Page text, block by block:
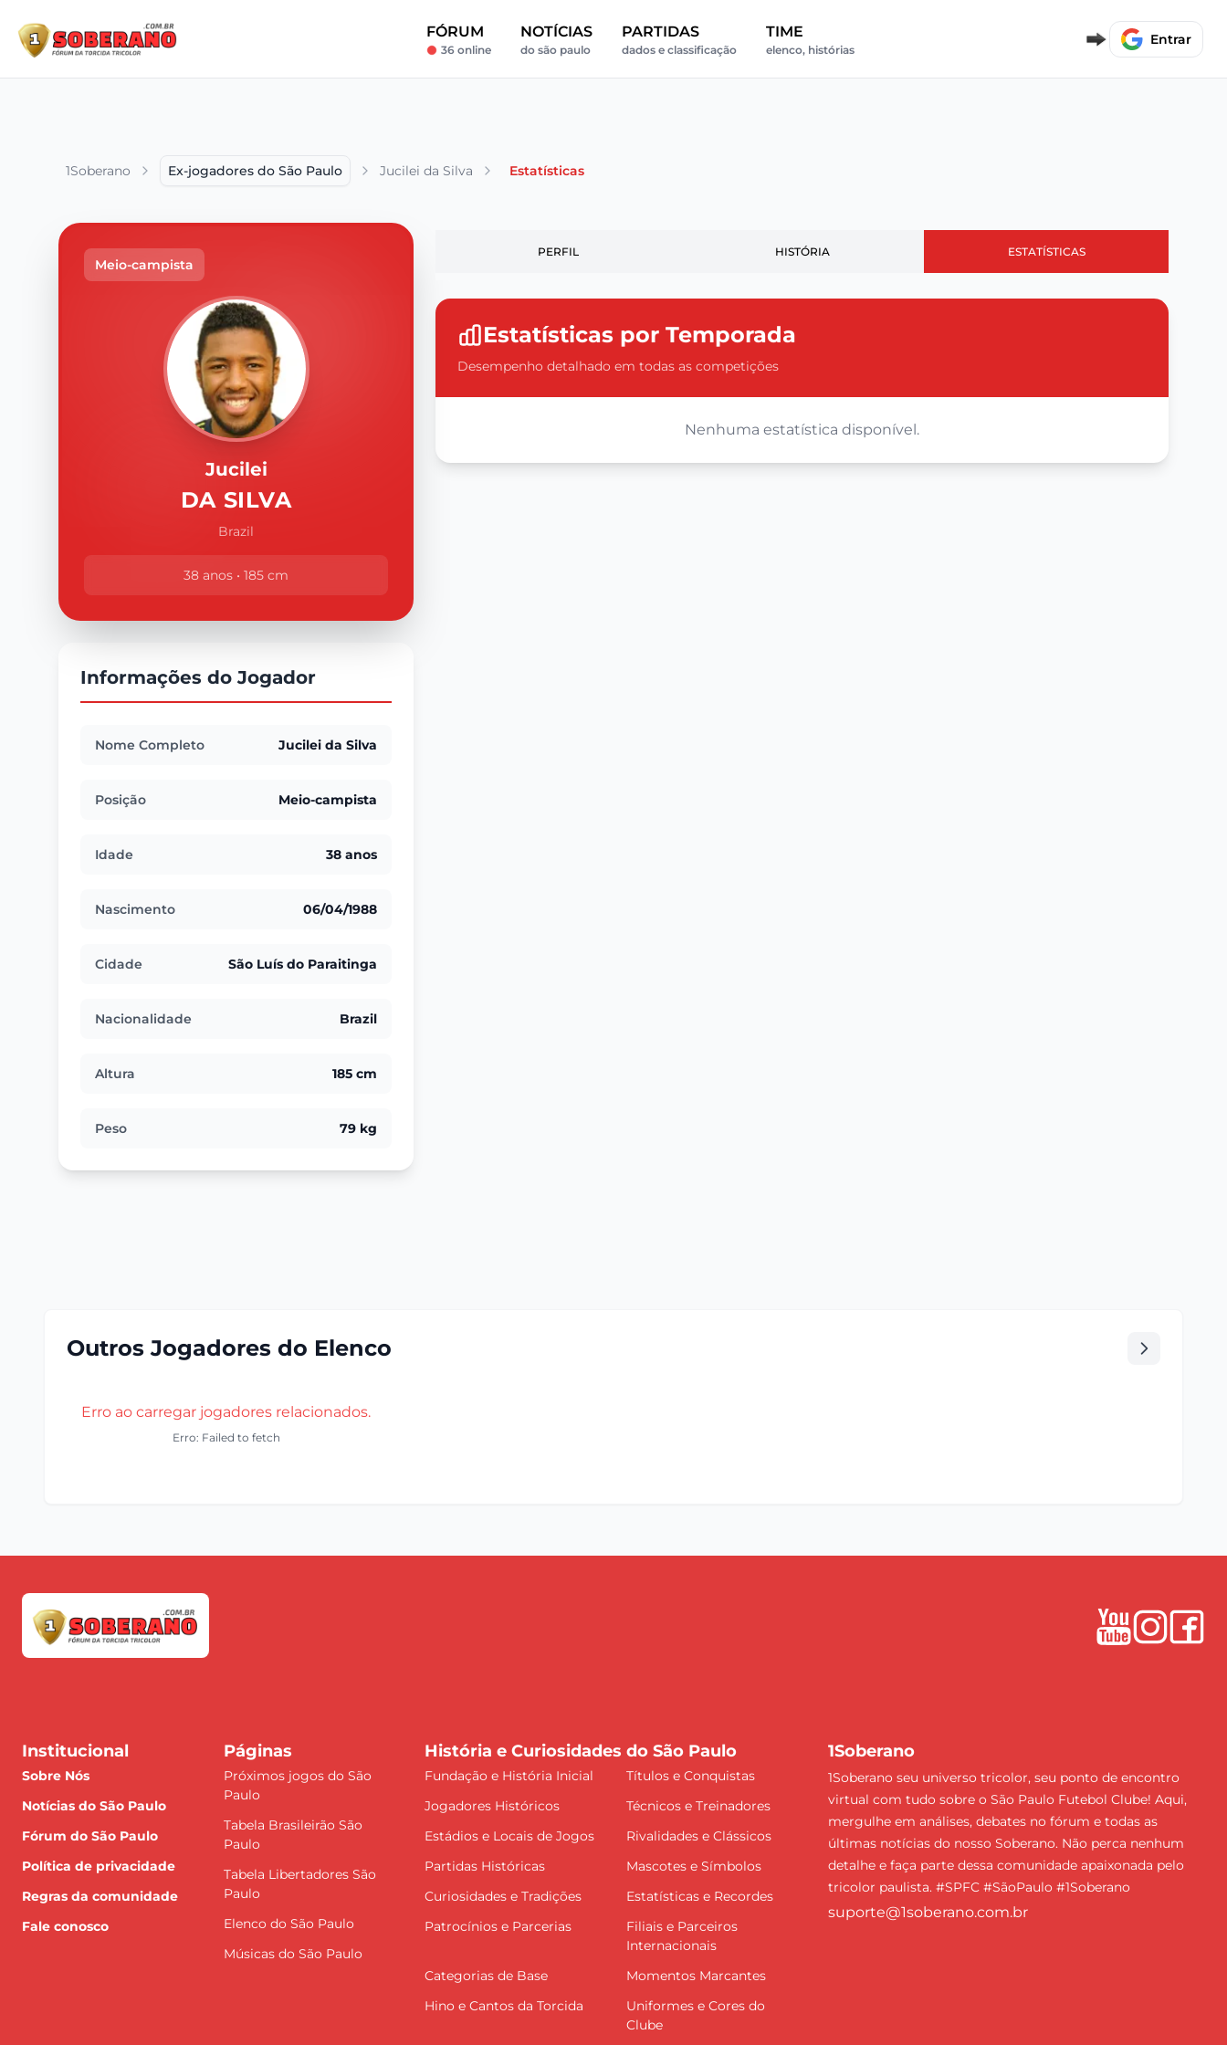
FÓRUM
36 online
NOTÍCIAS
do são paulo
PARTIDAS
dados e classificação
TIME
elenco, histórias
Entrar
1Soberano Ex-jogadores do São Paulo Jucilei da Silva Estatísticas
Meio-campista
Jucilei
DA SILVA
Brazil
38 anos • 185 cm
Informações do Jogador
Nome Completo Jucilei da Silva
Posição Meio-campista
Idade 38 anos
Nascimento 06/04/1988
Cidade São Luís do Paraitinga
Nacionalidade Brazil
Altura 185 cm
Peso 79 kg
PERFIL HISTÓRIA ESTATÍSTICAS
Estatísticas por Temporada
Desempenho detalhado em todas as competições
Nenhuma estatística disponível.
Outros Jogadores do Elenco
Erro ao carregar jogadores relacionados.
Erro: Failed to fetch
Institucional
Sobre Nós
Notícias do São Paulo
Fórum do São Paulo
Política de privacidade
Regras da comunidade
Fale conosco
Páginas
Próximos jogos do São
Paulo
Tabela Brasileirão São
Paulo
Tabela Libertadores São
Paulo
Elenco do São Paulo
Músicas do São Paulo
História e Curiosidades do São Paulo
Fundação e História Inicial
Títulos e Conquistas
Jogadores Históricos
Técnicos e Treinadores
Estádios e Locais de Jogos
Rivalidades e Clássicos
Partidas Históricas
Mascotes e Símbolos
Curiosidades e Tradições
Estatísticas e Recordes
Patrocínios e Parcerias
Filiais e Parceiros
Internacionais
Categorias de Base
Momentos Marcantes
Hino e Cantos da Torcida
Uniformes e Cores do
Clube
1Soberano
1Soberano seu universo tricolor, seu ponto de encontro
virtual com tudo sobre o São Paulo Futebol Clube! Aqui,
mergulhe em análises, debates no fórum e todas as
últimas notícias do nosso Soberano. Não perca nenhum
detalhe e faça parte dessa comunidade apaixonada pelo
tricolor paulista. #SPFC #SãoPaulo #1Soberano
suporte@1soberano.com.br